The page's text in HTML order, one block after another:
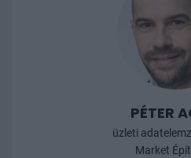
PÉTER
üzleti
Market